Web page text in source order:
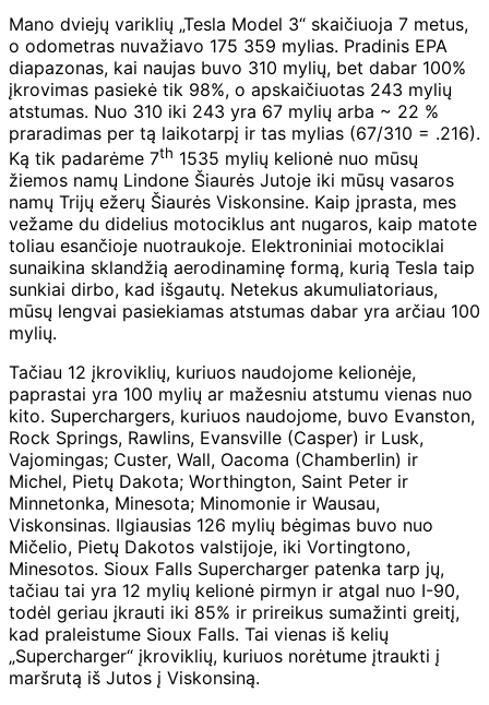
Mano dviejų variklių „Tesla Model 3“ skaičiuoja 7 metus,
o odometras nuvažiavo 175 359 mylias. Pradinis EPA
diapazonas, kai naujas buvo 310 mylių, bet dabar 100%
įkrovimas pasiekė tik 98%, o apskaičiuotas 243 mylių
atstumas. Nuo 310 iki 243 yra 67 mylių arba ~ 22 %
praradimas per tą laikotarpį ir tas mylias (67/310 = .216).
Ką tik padarėme 7th 1535 mylių kelionė nuo mūsų
žiemos namų Lindone Šiaurės Jutoje iki mūsų vasaros
namų Trijų ežerų Šiaurės Viskonsine. Kaip įprasta, mes
vežame du didelius motociklus ant nugaros, kaip matote
toliau esančioje nuotraukoje. Elektroniniai motociklai
sunaikina sklandžią aerodinaminę formą, kurią Tesla taip
sunkiai dirbo, kad išgautų. Netekus akumuliatoriaus,
mūsų lengvai pasiekiamas atstumas dabar yra arčiau 100
mylių.
Tačiau 12 įkroviklių, kuriuos naudojome kelionėje,
paprastai yra 100 mylių ar mažesniu atstumu vienas nuo
kito. Superchargers, kuriuos naudojome, buvo Evanston,
Rock Springs, Rawlins, Evansville (Casper) ir Lusk,
Vajomingas; Custer, Wall, Oacoma (Chamberlin) ir
Michel, Pietų Dakota; Worthington, Saint Peter ir
Minnetonka, Minesota; Minomonie ir Wausau,
Viskonsinas. Ilgiausias 126 mylių bėgimas buvo nuo
Mičelio, Pietų Dakotos valstijoje, iki Vortingtono,
Minesotos. Sioux Falls Supercharger patenka tarp jų,
tačiau tai yra 12 mylių kelionė pirmyn ir atgal nuo I-90,
todėl geriau įkrauti iki 85% ir prireikus sumažinti greitį,
kad praleistume Sioux Falls. Tai vienas iš kelių
„Supercharger“ įkroviklių, kuriuos norėtume įtraukti į
maršrutą iš Jutos į Viskonsiną.